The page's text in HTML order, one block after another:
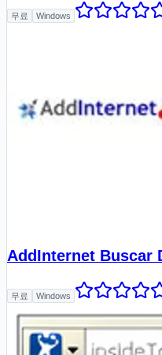
무료 Windows
AddInternet Buscar
무료 Windows